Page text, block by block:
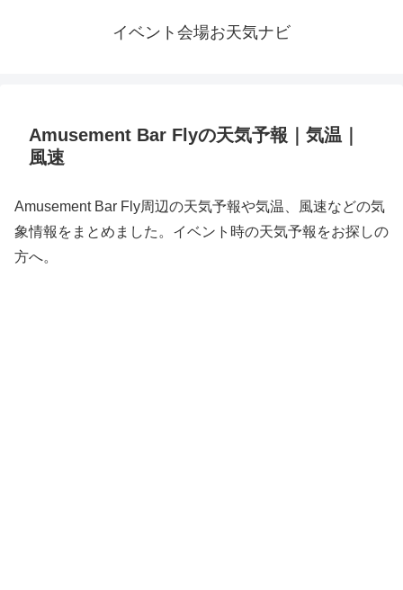
イベント会場お天気ナビ
Amusement Bar Flyの天気予報｜気温｜
風速
Amusement Bar Fly周辺の天気予報や気温、風速などの気
象情報をまとめました。イベント時の天気予報をお探しの
方へ。